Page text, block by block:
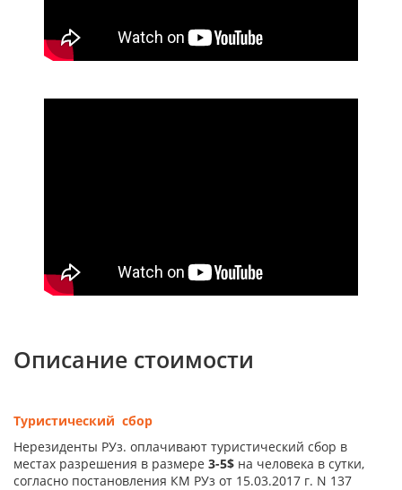
Описание стоимости
Туристический сбор
Нерезиденты РУз. оплачивают туристический сбор в
местах разрешения в размере 3-5$ на человека в сутки,
согласно постановления КМ РУз от 15.03.2017 г. N 137